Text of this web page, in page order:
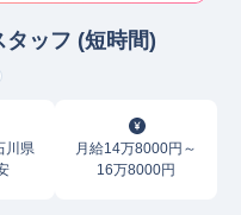
タッフ (短時間)
川県
月給14万8000円～
16万8000円